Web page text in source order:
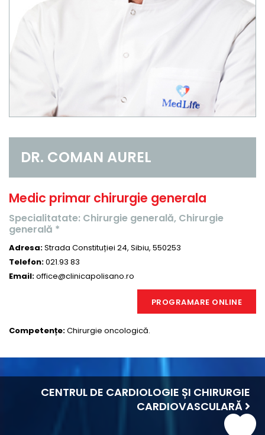
DR. COMAN AUREL
Medic primar chirurgie generala
Specialitatate: Chirurgie generală, Chirurgie
generală *
Adresa:Strada Constituției 24, Sibiu, 550253
Telefon:021.93 83
Email:office@clinicapolisano.ro
PROGRAMARE ONLINE
Competențe:Chirurgie oncologică.
CENTRUL DE CARDIOLOGIE ȘI CHIRURGIE
CARDIOVASCULARĂ